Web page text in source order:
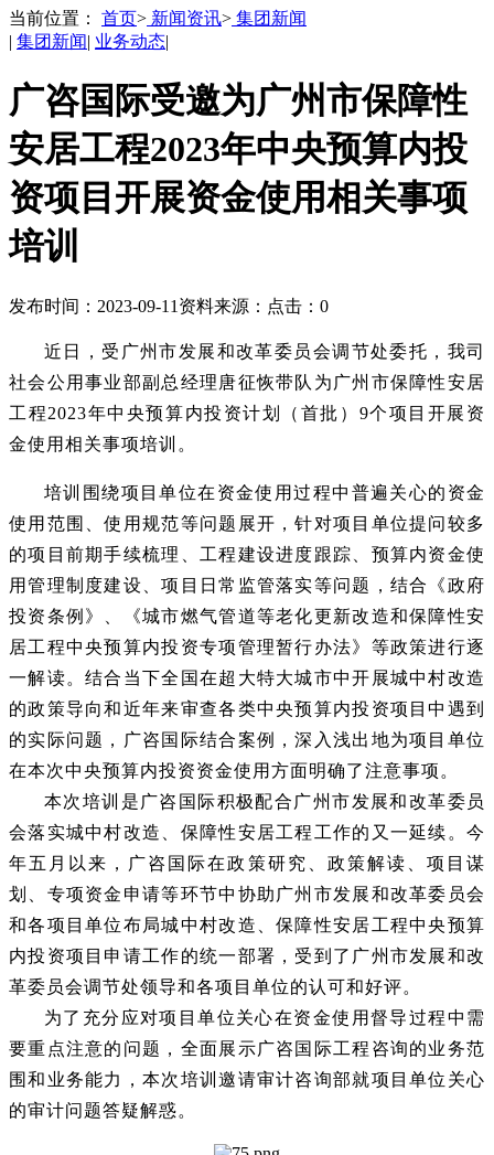
当前位置： 首页> 新闻资讯> 集团新闻
| 集团新闻| 业务动态|
广咨国际受邀为广州市保障性
安居工程2023年中央预算内投
资项目开展资金使用相关事项
培训
发布时间：2023-09-11 资料来源： 点击： 0
近日，受广州市发展和改革委员会调节处委托，我司
社会公用事业部副总经理唐征恢带队为广州市保障性安居
工程2023年中央预算内投资计划（首批）9个项目开展资
金使用相关事项培训。
培训围绕项目单位在资金使用过程中普遍关心的资金
使用范围、使用规范等问题展开，针对项目单位提问较多
的项目前期手续梳理、工程建设进度跟踪、预算内资金使
用管理制度建设、项目日常监管落实等问题，结合《政府
投资条例》、《城市燃气管道等老化更新改造和保障性安
居工程中央预算内投资专项管理暂行办法》等政策进行逐
一解读。结合当下全国在超大特大城市中开展城中村改造
的政策导向和近年来审查各类中央预算内投资项目中遇到
的实际问题，广咨国际结合案例，深入浅出地为项目单位
在本次中央预算内投资资金使用方面明确了注意事项。
本次培训是广咨国际积极配合广州市发展和改革委员
会落实城中村改造、保障性安居工程工作的又一延续。今
年五月以来，广咨国际在政策研究、政策解读、项目谋
划、专项资金申请等环节中协助广州市发展和改革委员会
和各项目单位布局城中村改造、保障性安居工程中央预算
内投资项目申请工作的统一部署，受到了广州市发展和改
革委员会调节处领导和各项目单位的认可和好评。
为了充分应对项目单位关心在资金使用督导过程中需
要重点注意的问题，全面展示广咨国际工程咨询的业务范
围和业务能力，本次培训邀请审计咨询部就项目单位关心
的审计问题答疑解惑。